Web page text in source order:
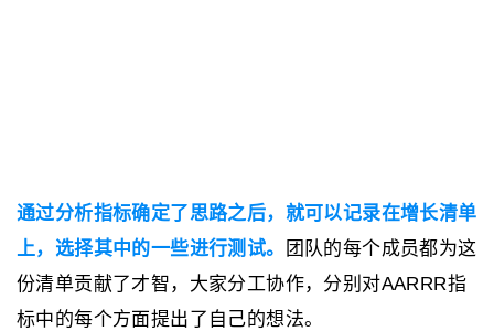
通过分析指标确定了思路之后，就可以记录在增长清单
上，选择其中的一些进行测试。
团队的每个成员都为这
份清单贡献了才智，大家分工协作，分别对AARRR指
标中的每个方面提出了自己的想法。